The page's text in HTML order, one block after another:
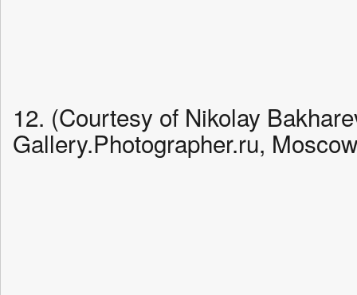
12. (Courtesy of Nikolay
Gallery.Photographer.ru,